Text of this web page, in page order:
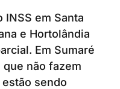
INSS em Santa
e Hortolândia
Em Sumaré
não fazem
sendo